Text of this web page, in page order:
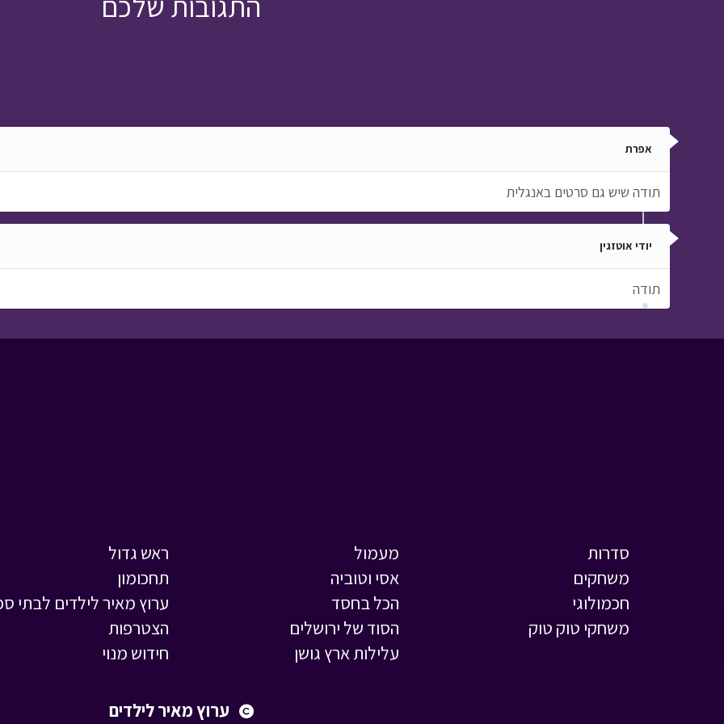
אפרת
תודה שיש גם סרטים באנגלית
יודי אוטזגין
תודה
סדרות
משחקים
חכמולוגי
משחקי טוק טוק
מעמול
אסי וטוביה
הכל בחסד
הסוד של ירושלים
עלילות ארץ גושן
ראש גדול
תחכומון
ערוץ מאיר לילדים לבתי
הצטרפות
חידוש מנוי